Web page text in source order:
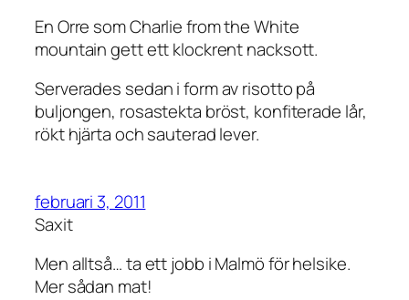
En Orre som Charlie from the White
mountain gett ett klockrent nacksott.
Serverades sedan i form av risotto på
buljongen, rosastekta bröst, konfiterade lår,
rökt hjärta och sauterad lever.
februari 3, 2011
Saxit
Men alltså… ta ett jobb i Malmö för helsike.
Mer sådan mat!